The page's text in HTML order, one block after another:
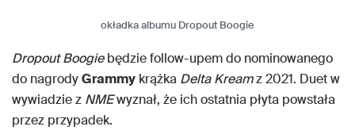
okładka albumu Dropout Boogie
Dropout Boogiebędzie follow-upem do nominowanego
do nagrodyGrammy krążka Delta Kreamz 2021. Duet w
wywiadzie z NMEwyznał, że ich ostatnia płyta powstała
przez przypadek.